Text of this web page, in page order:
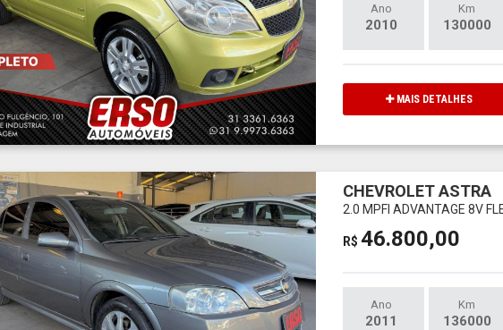
Ano
2010
Km
130000
MAIS DETALHES
CHEVROLET ASTRA
2.0 MPFI ADVANTAGE 8V
R$ 46.800,00
Ano
2011
Km
136000